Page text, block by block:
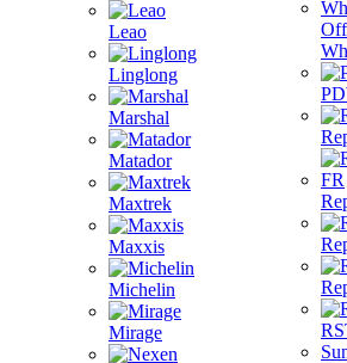
Leao
Linglong
Marshal
Matador
Maxtrek
Maxxis
Michelin
Mirage